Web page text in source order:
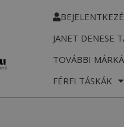
JANET DENESE
TOVÁBBI
FÉRFI TÁSKÁK